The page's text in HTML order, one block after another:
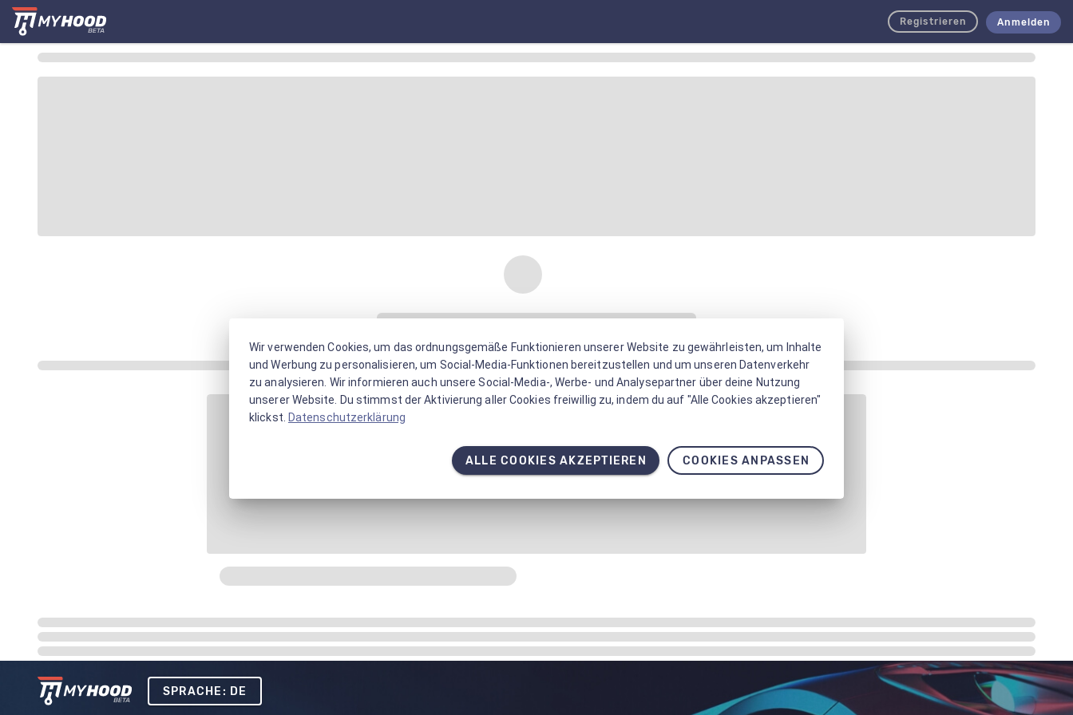
Registrieren Anmelden
SPRACHE: DE
Wir verwenden Cookies, um das ordnungsgemäße Funktionieren unserer Website zu gewährleisten, um Inhalte
und Werbung zu personalisieren, um Social-Media-Funktionen bereitzustellen und um unseren Datenverkehr
zu analysieren. Wir informieren auch unsere Social-Media-, Werbe- und Analysepartner über deine Nutzung
unserer Website. Du stimmst der Aktivierung aller Cookies freiwillig zu, indem du auf "Alle Cookies akzeptieren"
klickst. Datenschutzerklärung
ALLE COOKIES AKZEPTIEREN COOKIES ANPASSEN